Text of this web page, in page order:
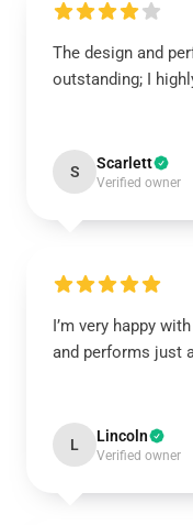
The design and
outstanding; I
S Scarlett
Verified owner
I’m very happy
and performs just
L Lincoln
Verified owner